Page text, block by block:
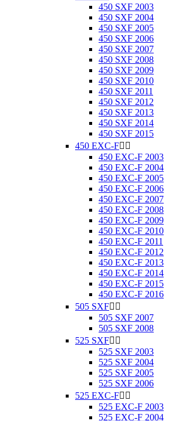
450 SXF 2003
450 SXF 2004
450 SXF 2005
450 SXF 2006
450 SXF 2007
450 SXF 2008
450 SXF 2009
450 SXF 2010
450 SXF 2011
450 SXF 2012
450 SXF 2013
450 SXF 2014
450 SXF 2015
450 EXC-F 
450 EXC-F 2003
450 EXC-F 2004
450 EXC-F 2005
450 EXC-F 2006
450 EXC-F 2007
450 EXC-F 2008
450 EXC-F 2009
450 EXC-F 2010
450 EXC-F 2011
450 EXC-F 2012
450 EXC-F 2013
450 EXC-F 2014
450 EXC-F 2015
450 EXC-F 2016
505 SXF 
505 SXF 2007
505 SXF 2008
525 SXF 
525 SXF 2003
525 SXF 2004
525 SXF 2005
525 SXF 2006
525 EXC-F 
525 EXC-F 2003
525 EXC-F 2004